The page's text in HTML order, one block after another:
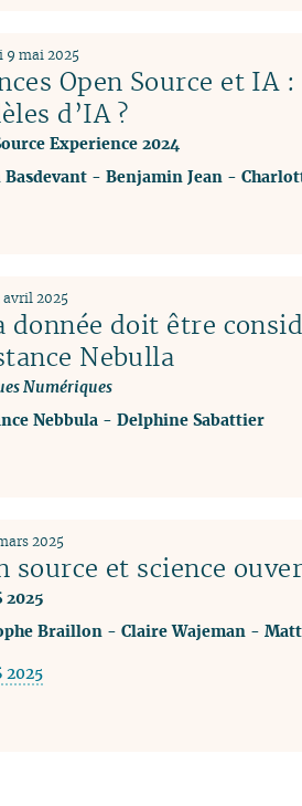
Open Source et IA
d’IA ?
Experience 2024
9 mai 2025
- Benjamin Jean -
donnée doit être
Nebulla
Numériques
avril 2025
Nebbula - Delphine Sabattier
source et science
2025
2025
Braillon- Claire Wajeman-
2025